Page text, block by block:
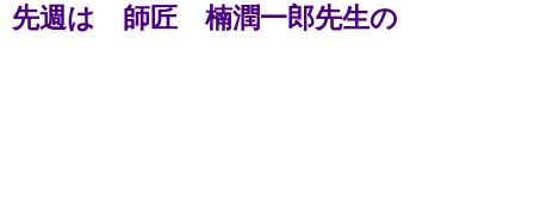
先週は 師匠 楠潤一郎先生の